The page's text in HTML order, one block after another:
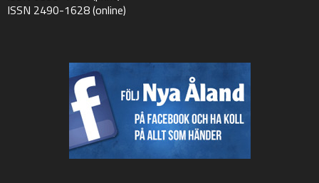
ISSN 2490-1628 (online)